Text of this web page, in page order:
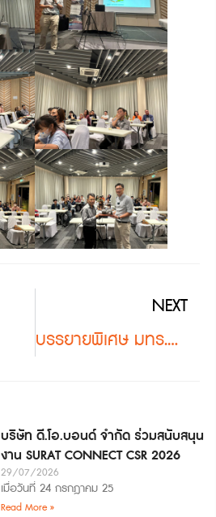
NEXT
บรรยายพิเศษ มทร.อีสาน
บริษัท ดี.โอ.บอนด์ จำกัด ร่วมสนับสนุน
งาน SURAT CONNECT CSR 2026
29/07/2026
เมื่อวันที่ 24 กรกฎาคม 25
Read More »